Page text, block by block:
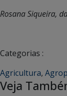
Rosana Siqueira,
Categorias :
Agricultura,
Veja